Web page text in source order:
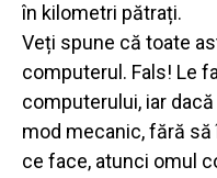
în kilometri pătrați.
Veți spune că toate
computerul. Fals! Le
computerului, iar
mod mecanic, fără
ce face, atunci omul